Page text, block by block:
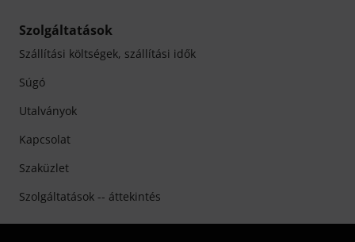
Szolgáltatások
Szállítási költségek, szállítási idők
Súgó
Utalványok
Kapcsolat
Szaküzlet
Szolgáltatások -- áttekintés